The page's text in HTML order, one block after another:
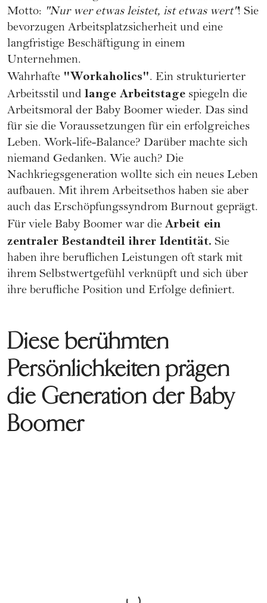
Motto: "Nur wer etwas leistet, ist etwas wert"! Sie
bevorzugen Arbeitsplatzsicherheit und eine
langfristige Beschäftigung in einem
Unternehmen.
Wahrhafte "Workaholics". Ein strukturierter
Arbeitsstil und lange Arbeitstage spiegeln die
Arbeitsmoral der Baby Boomer wieder. Das sind
für sie die Voraussetzungen für ein erfolgreiches
Leben. Work-life-Balance? Darüber machte sich
niemand Gedanken. Wie auch? Die
Nachkriegsgeneration wollte sich ein neues Leben
aufbauen. Mit ihrem Arbeitsethos haben sie aber
auch das Erschöpfungssyndrom Burnout geprägt.
Für viele Baby Boomer war die Arbeit ein
zentraler Bestandteil ihrer Identität. Sie
haben ihre beruflichen Leistungen oft stark mit
ihrem Selbstwertgefühl verknüpft und sich über
ihre berufliche Position und Erfolge definiert.
Diese berühmten
Persönlichkeiten prägen
die Generation der Baby
Boomer